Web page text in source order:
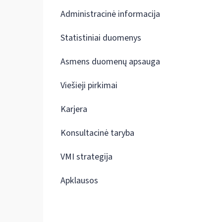
Administracinė informacija
Statistiniai duomenys
Asmens duomenų apsauga
Viešieji pirkimai
Karjera
Konsultacinė taryba
VMI strategija
Apklausos